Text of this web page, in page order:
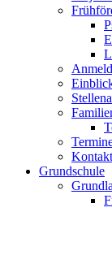
Kontakt
Grundschule